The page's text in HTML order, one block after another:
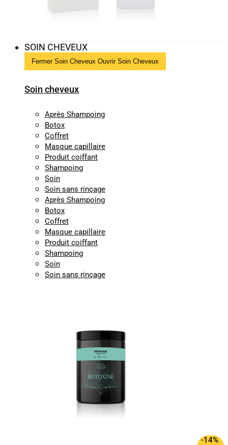
SOIN CHEVEUX
Fermer Soin Cheveux Ouvrir Soin Cheveux
Soin cheveux
Après Shampoing
Botox
Coffret
Masque capillaire
Produit coiffant
Shampoing
Soin
Soin sans rinçage
Après Shampoing
Botox
Coffret
Masque capillaire
Produit coiffant
Shampoing
Soin
Soin sans rinçage
-14%